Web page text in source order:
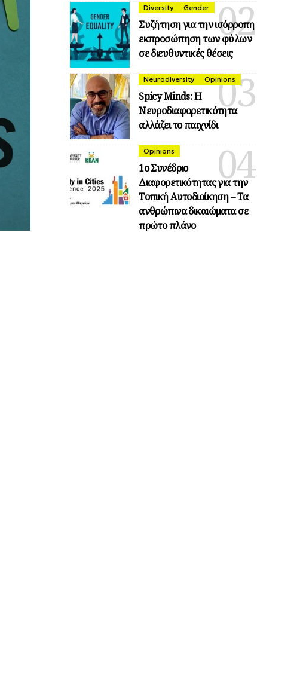
Diversity Gender
Συζήτηση για την ισόρροπη
εκπροσώπηση των φύλων
σε διευθυντικές θέσεις
Neurodiversity Opinions
Spicy Minds: Η
Νευροδιαφορετικότητα
αλλάζει το παιχνίδι
Opinions
1ο Συνέδριο
Διαφορετικότητας για την
Τοπική Αυτοδιοίκηση – Τα
ανθρώπινα δικαιώματα σε
πρώτο πλάνο